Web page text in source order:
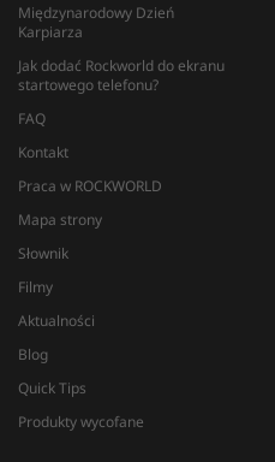
Międzynarodowy Dzień
Karpiarza
Jak dodać Rockworld do ekranu
startowego telefonu?
FAQ
Kontakt
Praca w ROCKWORLD
Mapa strony
Słownik
Filmy
Aktualności
Blog
Quick Tips
Produkty wycofane